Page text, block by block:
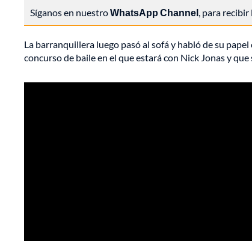
Síganos en nuestroWhatsApp Channel, para
La barranquillera luego pasó al sofá y habló de su
concurso de baile en el que estará con Nick Jonas y